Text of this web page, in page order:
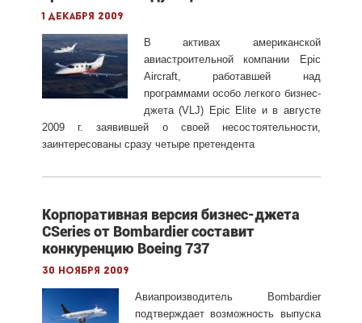
1 декабря 2009
В активах американской
авиастроительной компании Epic
Aircraft, работавшей над
программами особо легкого бизнес-
джета (VLJ) Epic Elite и в августе
2009 г. заявившей о своей несостоятельности,
заинтересованы сразу четыре претендента
Корпоративная версия бизнес-джета
CSeries от Bombardier составит
конкуренцию Boeing 737
30 ноября 2009
Авиапроизводитель Bombardier
подтверждает возможность выпуска